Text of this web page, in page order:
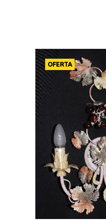
OFERTA